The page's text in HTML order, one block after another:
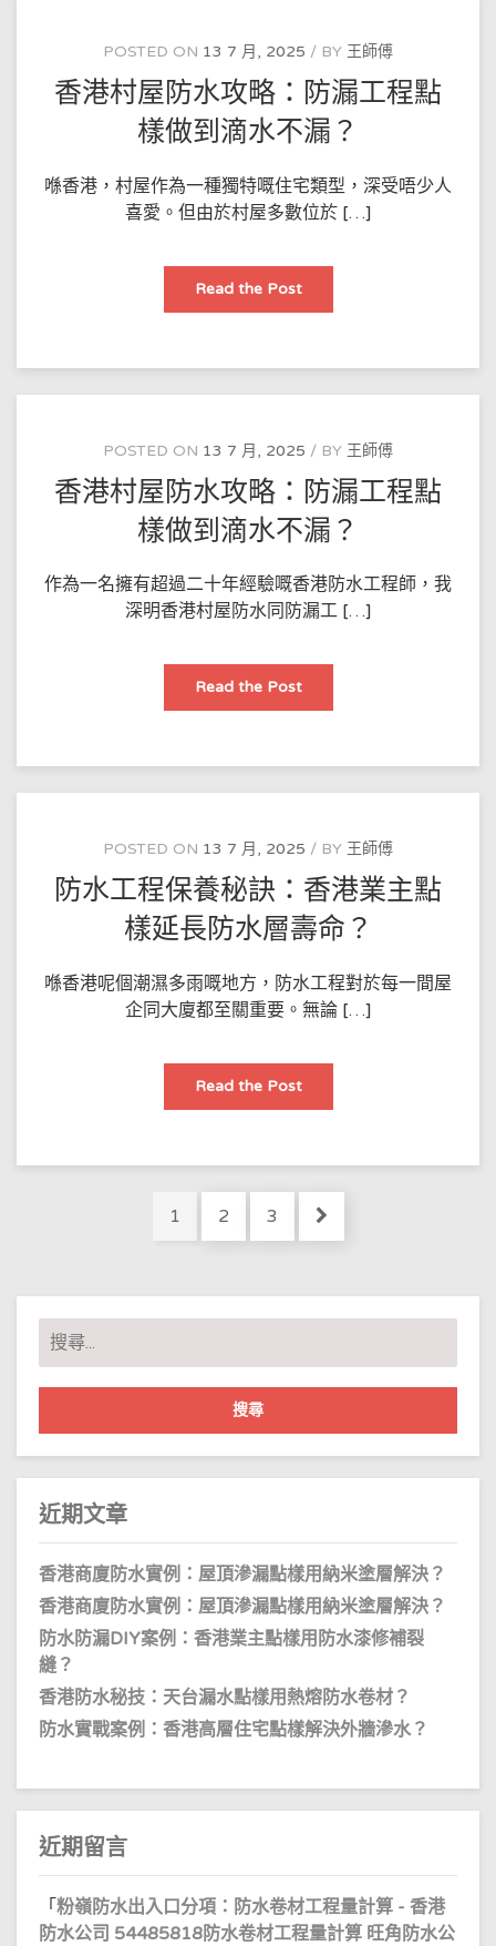
確
保
滲
漏？
POSTED ON 13 7 月, 2025 BY 王師傅
香港村屋防水攻略：防漏工程點
樣做到滴水不漏？
喺香港，村屋作為一種獨特嘅住宅類型，深受唔少人
喜愛。但由於村屋多數位於 […]
Read the Post香
村
水
略：
工
程
樣
做
到
滴
漏？
POSTED ON 13 7 月, 2025 BY 王師傅
香港村屋防水攻略：防漏工程點
樣做到滴水不漏？
作為一名擁有超過二十年經驗嘅香港防水工程師，我
深明香港村屋防水同防漏工 […]
Read the Post香
村
水
略：
工
程
樣
做
到
滴
漏？
POSTED ON 13 7 月, 2025 BY 王師傅
防水工程保養秘訣：香港業主點
樣延長防水層壽命？
喺香港呢個潮濕多雨嘅地方，防水工程對於每一間屋
企同大廈都至關重要。無論 […]
Read the Post防
工
養
訣：
業
延
長
層
Page
1 Page
2 Page
3
搜
尋
關
字:
近期文章
香港商廈防水實例：屋頂滲漏點樣用納米塗層解決？
香港商廈防水實例：屋頂滲漏點樣用納米塗層解決？
防水防漏DIY案例：香港業主點樣用防水漆修補裂
縫？
香港防水秘技：天台漏水點樣用熱熔防水卷材？
防水實戰案例：香港高層住宅點樣解決外牆滲水？
近期留言
「 粉嶺防水出入口分項：防水卷材工程量計算 - 香港
防水公司 54485818防水卷材工程量計算 旺角防水公